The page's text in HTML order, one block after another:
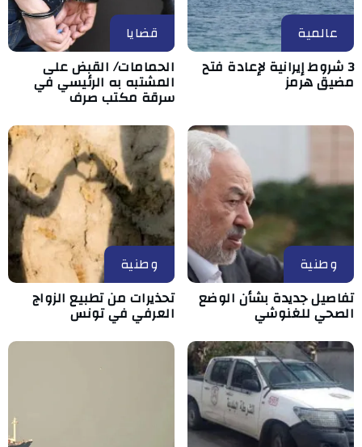
عالمية
3 شروط إيرانية لإعادة فتح
مضيق هرمز
قضايا
الحمامات/ القبض على
المشتبه به الرئيسي في
سرقة مكتب صرف
وطنية
تفاصيل جديدة بشأن الوضع
الصحي للغنوشي
وطنية
تحذيرات من تطبيع الزواج
العرفي في تونس